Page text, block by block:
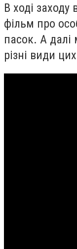
В ході заходу
фільм про
пасок. А далі
різні види